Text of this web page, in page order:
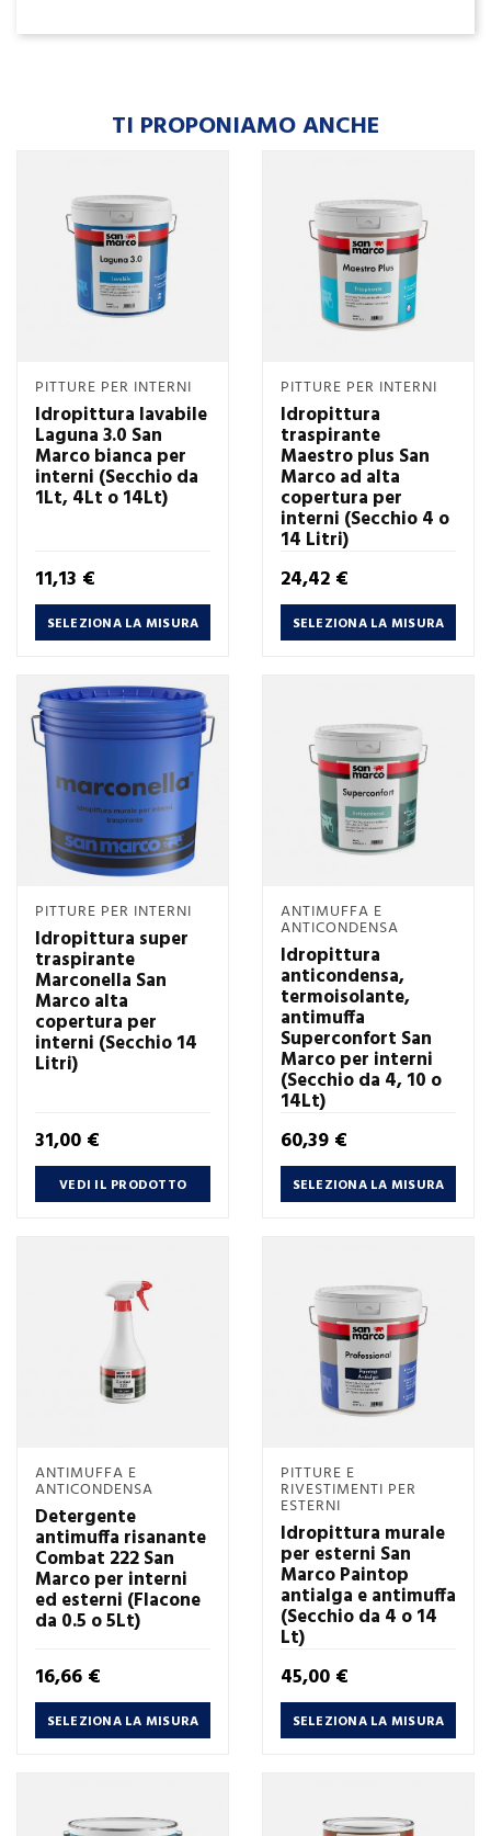
TI PROPONIAMO ANCHE
PITTURE PER INTERNI
Idropittura lavabile
Laguna 3.0 San
Marco bianca per
interni (Secchio da
1Lt, 4Lt o 14Lt)
Prezzo
11,13 €
SELEZIONA LA MISURA
PITTURE PER INTERNI
Idropittura
traspirante
Maestro plus San
Marco ad alta
copertura per
interni (Secchio 4 o
14 Litri)
Prezzo
24,42 €
SELEZIONA LA MISURA
PITTURE PER INTERNI
Idropittura super
traspirante
Marconella San
Marco alta
copertura per
interni (Secchio 14
Litri)
Prezzo
31,00 €
VEDI IL PRODOTTO
ANTIMUFFA E
ANTICONDENSA
Idropittura
anticondensa,
termoisolante,
antimuffa
Superconfort San
Marco per interni
(Secchio da 4, 10 o
14Lt)
Prezzo
60,39 €
SELEZIONA LA MISURA
ANTIMUFFA E
ANTICONDENSA
Detergente
antimuffa risanante
Combat 222 San
Marco per interni
ed esterni (Flacone
da 0.5 o 5Lt)
Prezzo
16,66 €
SELEZIONA LA MISURA
PITTURE E
RIVESTIMENTI PER
ESTERNI
Idropittura murale
per esterni San
Marco Paintop
antialga e antimuffa
(Secchio da 4 o 14
Lt)
Prezzo
45,00 €
SELEZIONA LA MISURA